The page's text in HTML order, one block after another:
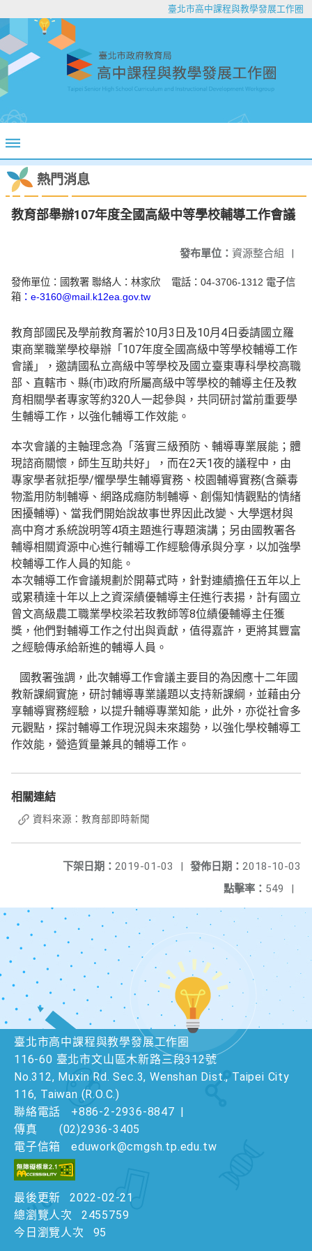
臺北市高中課程與教學發展工作圈
熱門消息
教育部舉辦107年度全國高級中等學校輔導工作會議
發布單位： 資源整合組 |
發佈單位：國教署 聯絡人：林家欣 電話：04-3706-1312 電子信
箱 ：e-3160@mail.k12ea.gov.tw
教育部國民及學前教育署於10月3日及10月4日委請國立羅
東商業職業學校舉辦「107年度全國高級中等學校輔導工作
會議」，邀請國私立高級中等學校及國立臺東專科學校高職
部、直轄市、縣(市)政府所屬高級中等學校的輔導主任及教
育相關學者專家等約320人一起參與，共同研討當前重要學
生輔導工作，以強化輔導工作效能。
本次會議的主軸理念為「落實三級預防、輔導專業展能；體
現諮商關懷，師生互助共好」，而在2天1夜的議程中，由
專家學者就拒學/懼學學生輔導實務、校園輔導實務(含藥毒
物濫用防制輔導、網路成癮防制輔導、創傷知情觀點的情緒
困擾輔導)、當我們開始說故事世界因此改變、大學選材與
高中育才系統說明等4項主題進行專題演講；另由國教署各
輔導相關資源中心進行輔導工作經驗傳承與分享，以加強學
校輔導工作人員的知能。
本次輔導工作會議規劃於開幕式時，針對連續擔任五年以上
或累積達十年以上之資深績優輔導主任進行表揚，計有國立
曾文高級農工職業學校梁若玫教師等8位績優輔導主任獲
獎，他們對輔導工作之付出與貢獻，值得嘉許，更將其豐富
之經驗傳承給新進的輔導人員。
國教署強調，此次輔導工作會議主要目的為因應十二年國
教新課綱實施，研討輔導專業議題以支持新課綱，並藉由分
享輔導實務經驗，以提升輔導專業知能，此外，亦從社會多
元觀點，探討輔導工作現況與未來趨勢，以強化學校輔導工
作效能，營造質量兼具的輔導工作。
相關連結
資料來源：教育部即時新聞
發佈日期： 2018-10-03
下架日期： 2019-01-03
|
點擊率： 549 |
臺北市高中課程與教學發展工作圈
116-60 臺北市文山區木新路三段312號
No.312, Muxin Rd. Sec.3, Wenshan Dist., Taipei City
116, Taiwan (R.O.C.)
聯絡電話
+886-2-2936-8847 |
傳真
(02)2936-3405
電子信箱
eduwork@cmgsh.tp.edu.tw
最後更新
2022-02-21
總瀏覽人次
2455759
今日瀏覽人次
95